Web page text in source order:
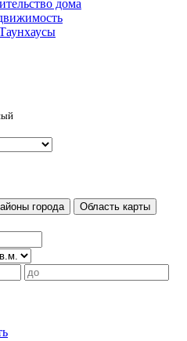
дома
города Область карты